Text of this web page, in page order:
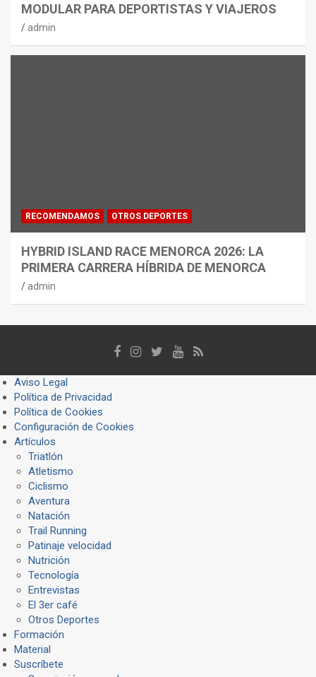
MODULAR PARA DEPORTISTAS Y VIAJEROS
admin
RECOMENDAMOS OTROS DEPORTES
HYBRID ISLAND RACE MENORCA 2026: LA
PRIMERA CARRERA HÍBRIDA DE MENORCA
admin
Aviso Legal
Política de Privacidad
Política de Cookies
Configuración de Cookies
Artículos
Triatlón
Atletismo
Ciclismo
Aventura
Natación
Trail Running
Patinaje velocidad
Nutrición
Tecnología
Entrevistas
El 3er café
Otros Deportes
Formación
Material
Suscríbete